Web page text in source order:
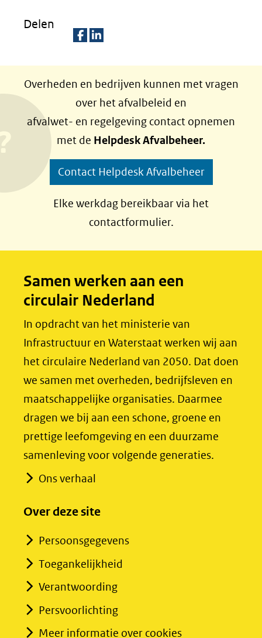
(verwijst
een
andere
website)
Delen
l
e
n
o
p
F
b
o
k
(opent
nieuw
naar
een
andere
website)
l
e
n
o
p
L
e
I
n
(opent
nieuw
naar
een
andere
website)
Overheden en bedrijven kunnen met vragen
over het afvalbeleid en
afvalwet- en regelgeving contact opnemen
met de Helpdesk Afvalbeheer.
Contact Helpdesk Afvalbeheer
Elke werkdag bereikbaar via het
contactformulier.
Samen werken aan een
circulair Nederland
In opdracht van het ministerie van
Infrastructuur en Waterstaat werken wij aan
het circulaire Nederland van 2050. Dat doen
we samen met overheden, bedrijfsleven en
maatschappelijke organisaties. Daarmee
dragen we bij aan een schone, groene en
prettige leefomgeving en een duurzame
samenleving voor volgende generaties.
Ons verhaal
Over deze site
Persoonsgegevens
Toegankelijkheid
Verantwoording
Persvoorlichting
Meer informatie over cookies